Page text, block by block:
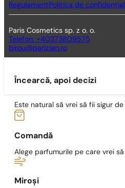
Regulament Politica de
Paris Cosmetics sp. z o. o.
Telefon: +40373809575
birou@parizian.ro
Încearcă, apoi decizi
Este natural să vrei să fii sigur
Comandă
Alege parfumurile pe care vrei
Miroși